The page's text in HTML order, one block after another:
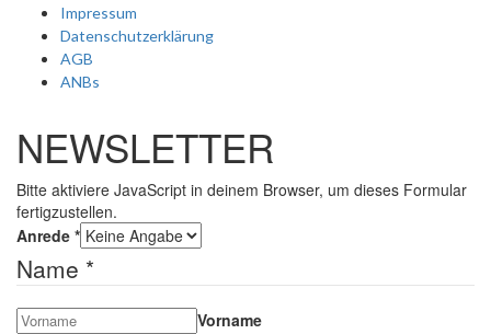
Impressum
Datenschutzerklärung
AGB
ANBs
NEWSLETTER
Bitte aktiviere JavaScript in deinem Browser, um dieses Formular
fertigzustellen.
Anrede *
Name *
Vorname